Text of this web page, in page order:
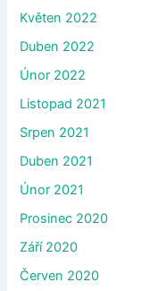
Květen 2022
Duben 2022
Únor 2022
Listopad 2021
Srpen 2021
Duben 2021
Únor 2021
Prosinec 2020
Září 2020
Červen 2020